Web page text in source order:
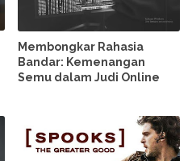
Membongkar Rahasia
Bandar: Kemenangan
Semu dalam Judi Online